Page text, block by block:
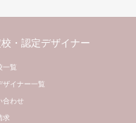
・認定デザイナー
一覧
ザイナー一覧
合わせ
求